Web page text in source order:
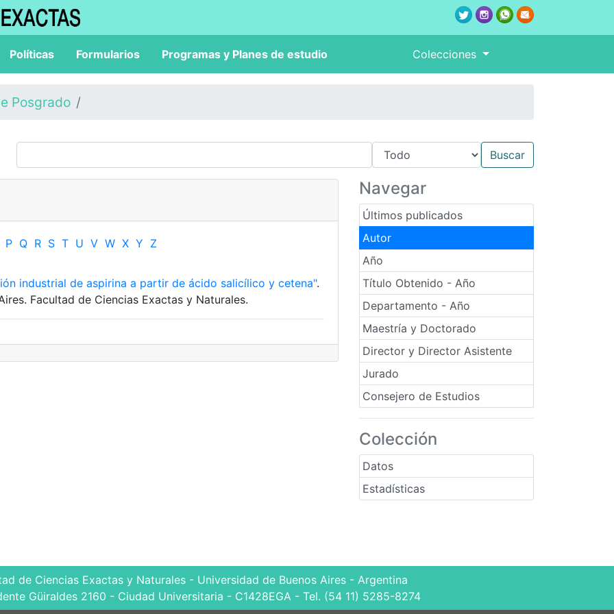
Políticas Formularios Programas y Planes de estudio Colecciones
Posgrado
Navegar
Últimos publicados
Autor
Año
Título Obtenido - Año
Departamento - Año
Maestría y Doctorado
Director y Director Asistente
Jurado
Consejero de Estudios
Colección
Datos
Estadísticas
P Q R S T U V W X Y Z
industrial de aspirina a partir de ácido salicílico y cetena".
Facultad de Ciencias Exactas y Naturales.
de Ciencias Exactas y Naturales - Universidad de Buenos Aires - Argentina
Güiraldes 2160 - Ciudad Universitaria - C1428EGA - Tel. (54 11) 5285-8274